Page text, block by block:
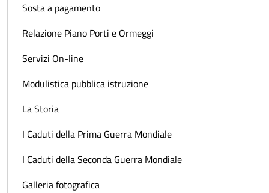
Sosta a pagamento
Relazione Piano Porti e Ormeggi
Servizi On-line
Modulistica pubblica istruzione
La Storia
I Caduti della Prima Guerra Mondiale
I Caduti della Seconda Guerra Mondiale
Galleria fotografica